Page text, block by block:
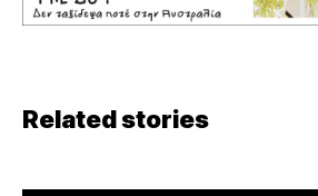
Related stories